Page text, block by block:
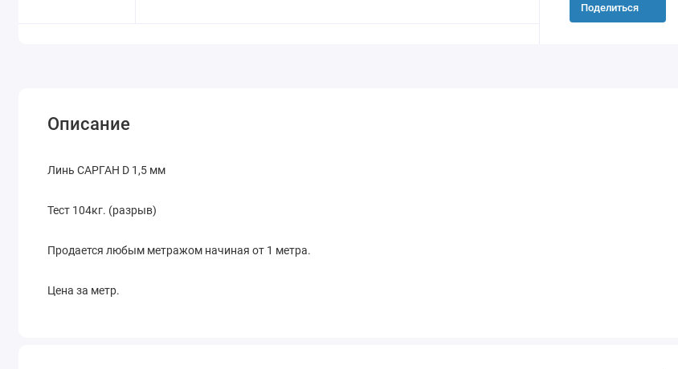
Поделиться
Описание
Линь САРГАН D 1,5 мм
Тест 104кг. (разрыв)
Продается любым метражом начиная от 1 метра.
Цена за метр.